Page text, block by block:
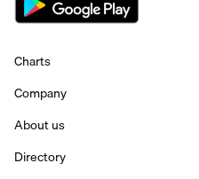
Charts
Company
About us
Directory